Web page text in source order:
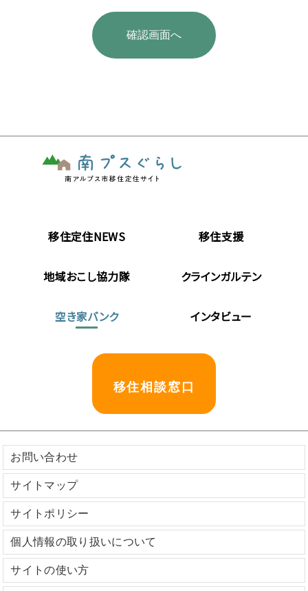
移住定住NEWS 移住支援
地域おこし協力隊 クラインガルテン
空き家バンク インタビュー
移住相談窓口
お問い合わせ
サイトマップ
サイトポリシー
個人情報の取り扱いについて
サイトの使い方